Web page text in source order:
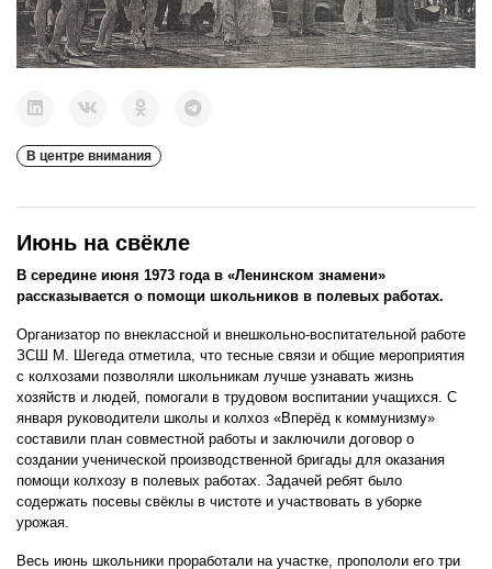
В центре внимания
Июнь на свёкле
В середине июня 1973 года в «Ленинском знамени»
рассказывается о помощи школьников в полевых работах.
Организатор по внеклассной и внешкольно-воспитательной работе
ЗСШ М. Шегеда отметила, что тесные связи и общие мероприятия
с колхозами позволяли школьникам лучше узнавать жизнь
хозяйств и людей, помогали в трудовом воспитании учащихся. С
января руководители школы и колхоз «Вперёд к коммунизму»
составили план совместной работы и заключили договор о
создании ученической производственной бригады для оказания
помощи колхозу в полевых работах. Задачей ребят было
содержать посевы свёклы в чистоте и участвовать в уборке
урожая.
Весь июнь школьники проработали на участке, пропололи его три